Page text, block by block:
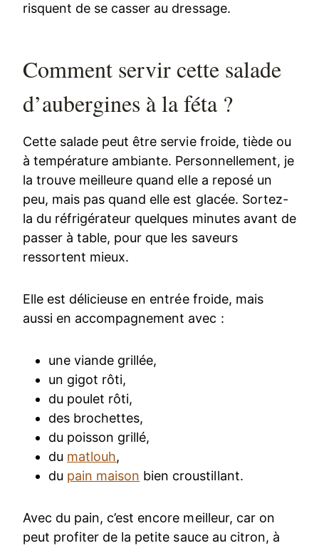
risquent de se casser au dressage.
Comment servir cette salade
d’aubergines à la féta ?
Cette salade peut être servie froide, tiède ou
à température ambiante. Personnellement, je
la trouve meilleure quand elle a reposé un
peu, mais pas quand elle est glacée. Sortez-
la du réfrigérateur quelques minutes avant de
passer à table, pour que les saveurs
ressortent mieux.
Elle est délicieuse en entrée froide, mais
aussi en accompagnement avec :
une viande grillée,
un gigot rôti,
du poulet rôti,
des brochettes,
du poisson grillé,
du matlouh,
du pain maison bien croustillant.
Avec du pain, c’est encore meilleur, car on
peut profiter de la petite sauce au citron, à